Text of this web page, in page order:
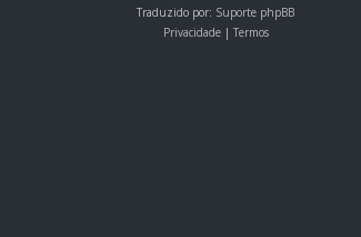
Traduzido por: Suporte phpBB
Privacidade| Termos